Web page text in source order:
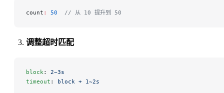
count : 50
  // 从 10 提升到 50
调整超时匹配
block : 2~3s
timeout : block + 1~2s